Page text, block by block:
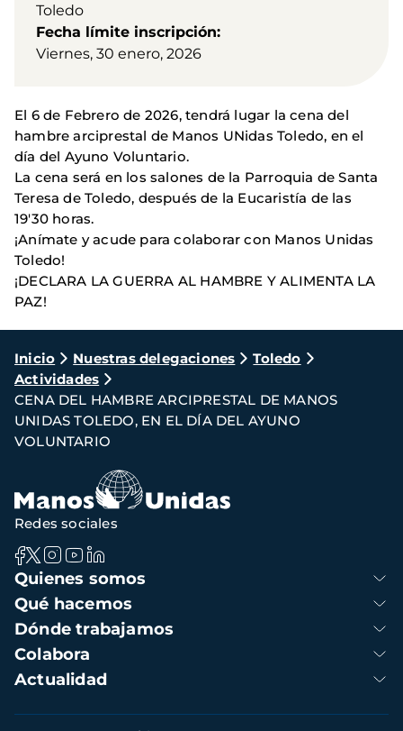
Toledo
Fecha límite inscripción
Viernes, 30 enero, 2026
El 6 de Febrero de 2026, tendrá lugar la cena del
hambre arciprestal de Manos UNidas Toledo, en el
día del Ayuno Voluntario.
La cena será en los salones de la Parroquia de Santa
Teresa de Toledo, después de la Eucaristía de las
19'30 horas.
¡Anímate y acude para colaborar con Manos Unidas
Toledo!
¡DECLARA LA GUERRA AL HAMBRE Y ALIMENTA LA
PAZ!
Ruta
de
navegación
Inicio Nuestras delegaciones
Toledo
Actividades
CENA DEL HAMBRE ARCIPRESTAL DE MANOS
UNIDAS TOLEDO, EN EL DÍA DEL AYUNO
VOLUNTARIO
Navegación
principal
Quienes somos
Qué hacemos
Dónde trabajamos
Colabora
Actualidad
Redes sociales